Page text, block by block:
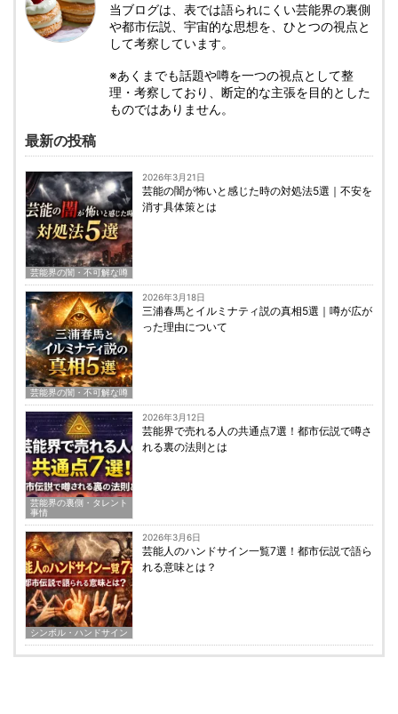
当ブログは、表では語られにくい芸能界の裏側
や都市伝説、宇宙的な思想を、ひとつの視点と
して考察しています。
※あくまでも話題や噂を一つの視点として整
理・考察しており、断定的な主張を目的とした
ものではありません。
最新の投稿
芸能界の闇・不可解な噂
2026年3月21日
芸能の闇が怖いと感じた時の対処法5選｜不安を
消す具体策とは
芸能界の闇・不可解な噂
2026年3月18日
三浦春馬とイルミナティ説の真相5選｜噂が広が
った理由について
芸能界の裏側・タレント
事情
2026年3月12日
芸能界で売れる人の共通点7選！都市伝説で噂さ
れる裏の法則とは
シンボル・ハンドサイン
2026年3月6日
芸能人のハンドサイン一覧7選！都市伝説で語ら
れる意味とは？